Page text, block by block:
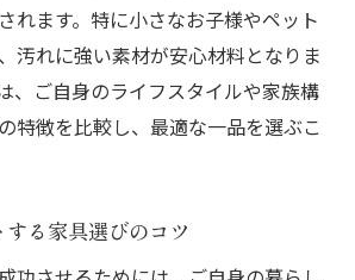
れます。特に小さなお子様やペット
汚れに強い素材が安心材料となりま
、ご自身のライフスタイルや家族構
特徴を比較し、最適な一品を選ぶこ
る家具選びのコツ